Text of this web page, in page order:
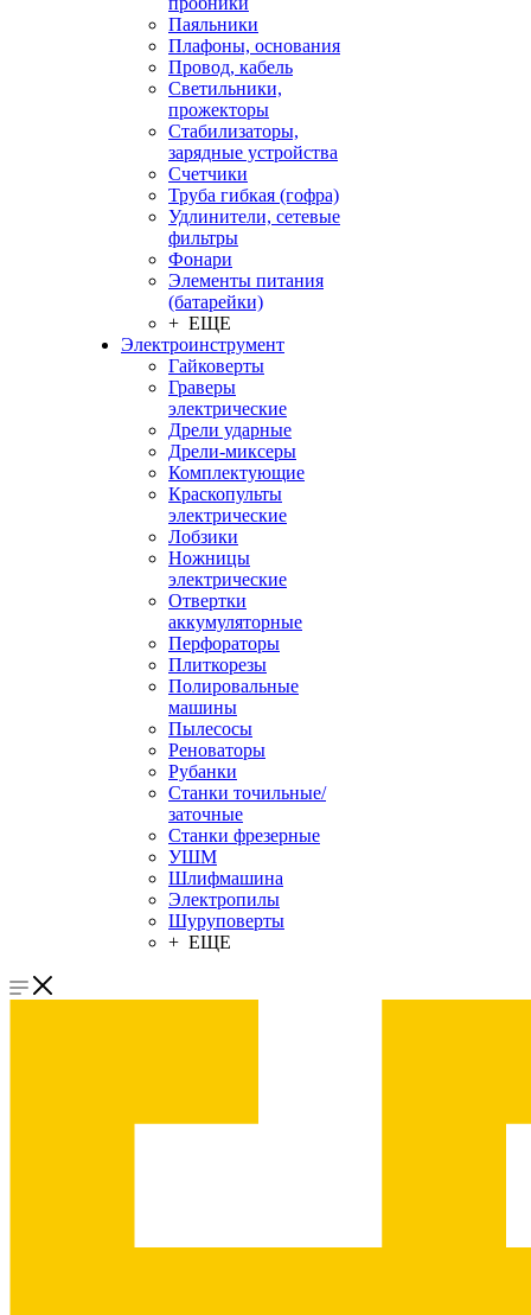
Паяльники
Плафоны, основания
Провод, кабель
Светильники,
прожекторы
Стабилизаторы,
зарядные устройства
Счетчики
Труба гибкая (гофра)
Удлинители, сетевые
фильтры
Фонари
Элементы питания
(батарейки)
+ ЕЩЕ
Электроинструмент
Гайковерты
Граверы
электрические
Дрели ударные
Дрели-миксеры
Комплектующие
Краскопульты
электрические
Лобзики
Ножницы
электрические
Отвертки
аккумуляторные
Перфораторы
Плиткорезы
Полировальные
машины
Пылесосы
Реноваторы
Рубанки
Станки точильные/
заточные
Станки фрезерные
УШМ
Шлифмашина
Электропилы
Шуруповерты
+ ЕЩЕ